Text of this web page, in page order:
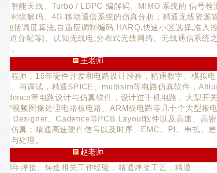
、智能天线、Turbo / LDPC 编解码、MIMO 系统的 信号检
空时编解码、4G 移动通信系统的仿真分析；精通无线资源
(包括调度算法,自适应调制编码,HARQ,快速小区选择,准入
道分配等)、认知无线电;分布式无线网络、无线通信系统
。
王老师
工程师，16年硬件开发和电路设计经验，精通数字、模拟电
真、与调试，精通SPICE、multisim等电路仿真软件，
等电路设计与仿真软件，设计过手机电路、大型开
视频图像处理电路板电路、ARM板电路等几十个大型板
Designer、Cadence等PCB Layout软件以及高速、高密
与仿真；精通高速硬件信号以及时序、EMC、PI、串扰、差
与处理。
赵老师
13年焊接、铸造相关工作经验，精通焊接工艺，精通